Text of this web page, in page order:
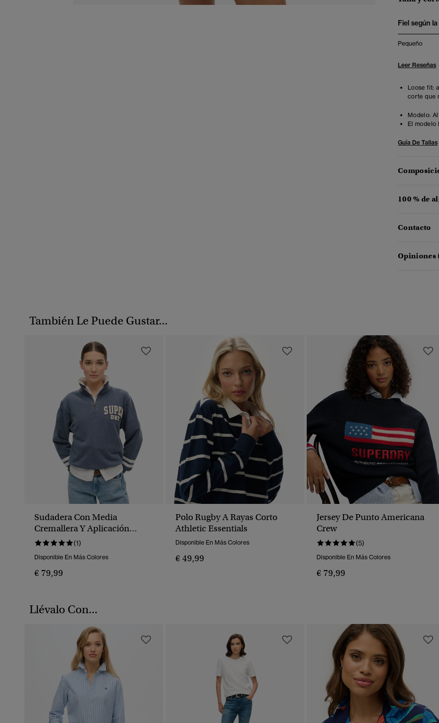
Fiel según
Pequeño
Leer Reseñas
Loose fit:
corte que
Modelo:
El modelo
Guía De Tallas
100 % de
Contacto
Opiniones
También Le Puede Gustar...
Sudadera Con Media
Cremallera Y Aplicación
Athletic Essentials
(1)
Disponible En Más Colores
€ 79,99
Polo Rugby A Rayas Corto
Athletic Essentials
Disponible En Más Colores
€ 49,99
Jersey De Punto Americana
Crew
(5)
Disponible En Más Colores
€ 79,99
Llévalo Con...